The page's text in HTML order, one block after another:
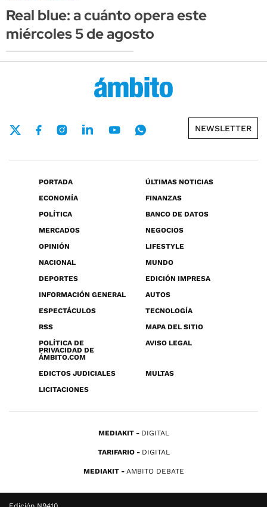
Real blue: a cuánto opera este
miércoles 5 de agosto
NEWSLETTER
PORTADA
ÚLTIMAS NOTICIAS
ECONOMÍA
FINANZAS
POLÍTICA
BANCO DE DATOS
MERCADOS
NEGOCIOS
OPINIÓN
LIFESTYLE
NACIONAL
MUNDO
DEPORTES
EDICIÓN IMPRESA
INFORMACIÓN GENERAL
AUTOS
ESPECTÁCULOS
TECNOLOGÍA
RSS
MAPA DEL SITIO
POLÍTICA DE
PRIVACIDAD DE
ÁMBITO.COM
AVISO LEGAL
EDICTOS JUDICIALES
MULTAS
LICITACIONES
MEDIAKIT DIGITAL
TARIFARIO DIGITAL
MEDIAKIT AMBITO DEBATE